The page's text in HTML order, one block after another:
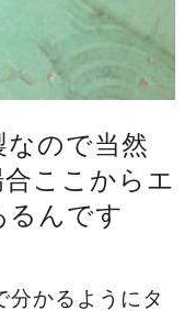
ので当然
ここからエ
るんです
分かるようにタ